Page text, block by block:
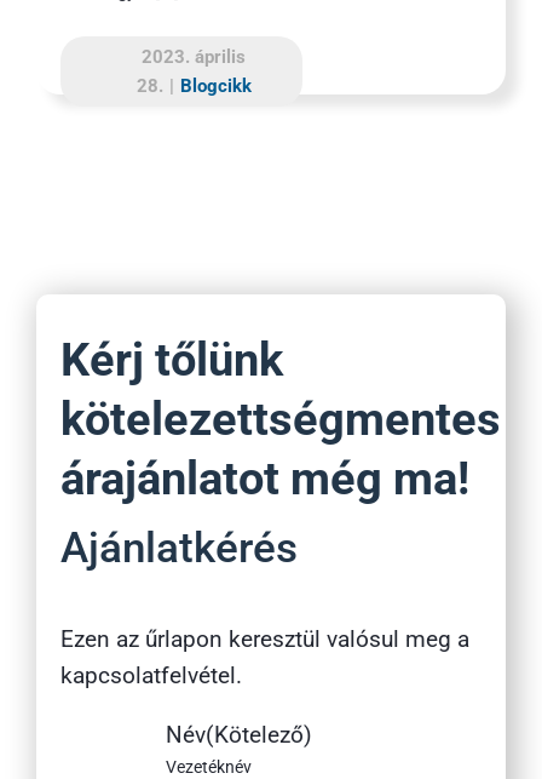
2023. április
28. | Blogcikk
Kérj tőlünk
kötelezettségmentes
árajánlatot még ma!
Ajánlatkérés
Ezen az űrlapon keresztül valósul meg a
kapcsolatfelvétel.
Név(Kötelező)
Vezetéknév